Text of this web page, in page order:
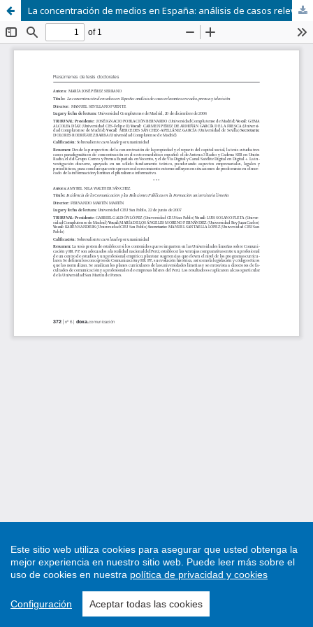
La concentración de medios en España: análisis de casos relevantes en radio, prensa y televisión
Este sitio web utiliza cookies para asegurar que usted obtenga la
mejor experiencia en nuestro sitio web. Puede leer más sobre el
uso de cookies en nuestra política de privacidad y cookies
Configuración Aceptar todas las cookies